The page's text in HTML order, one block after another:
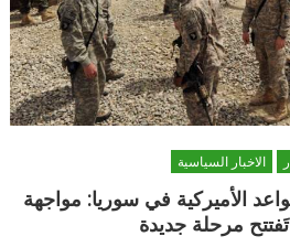
الاخبار السياسية
الأميركية في سوريا: مواجهة
تَفتتح مرحلة جديدة